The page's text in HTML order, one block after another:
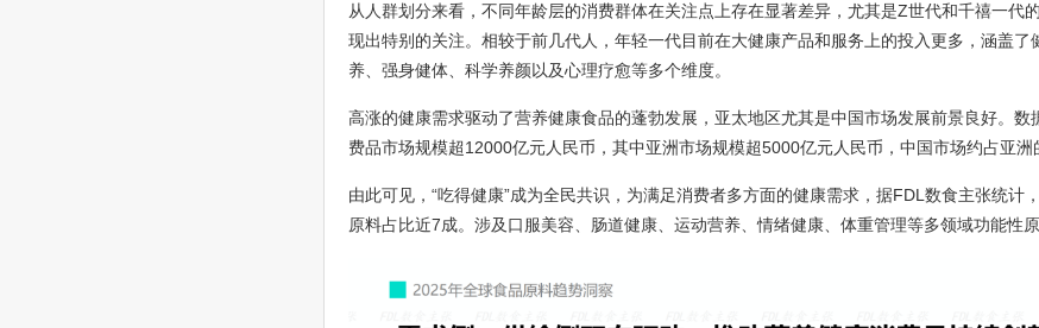
从人群划分来看，不同年龄层的消费群体在关注点上存在显著差异，尤其是Z世代和千禧一代
现出特别的关注。相较于前几代人，年轻一代目前在大健康产品和服务上的投入更多，涵盖了
养、强身健体、科学养颜以及心理疗愈等多个维度。
高涨的健康需求驱动了营养健康食品的蓬勃发展，亚太地区尤其是中国市场发展前景良好。数
费品市场规模超12000亿元人民币，其中亚洲市场规模超5000亿元人民币，中国市场约占亚洲
由此可见，“吃得健康”成为全民共识，为满足消费者多方面的健康需求，据FDL数食主张统计
原料占比近7成。涉及口服美容、肠道健康、运动营养、情绪健康、体重管理等多领域功能性原